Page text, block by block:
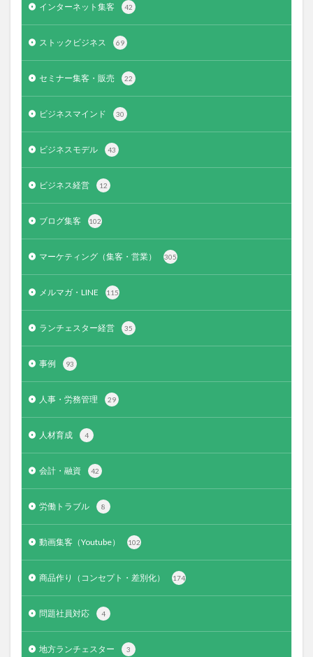
インターネット集客 42
ストックビジネス 69
セミナー集客・販売 22
ビジネスマインド 30
ビジネスモデル 43
ビジネス経営 12
ブログ集客 102
マーケティング（集客・営業） 305
メルマガ・LINE 115
ランチェスター経営 35
事例 93
人事・労務管理 29
人材育成 4
会計・融資 42
労働トラブル 8
動画集客（Youtube） 102
商品作り（コンセプト・差別化） 174
問題社員対応 4
地方ランチェスター 3